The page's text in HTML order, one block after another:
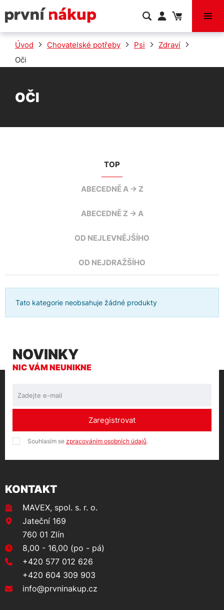
VÝPRODEJ
Úvod Chovatelské potřeby Psi
Zdraví
Oči
OČI
TOP
ABECEDNĚ A -> Z
ABECEDNĚ Z -> A
OD NEJLEVNĚJŠÍHO
OD NEJDRAŽŠÍHO
Tato kategorie neobsahuje žádné produkty
NOVINKY
NIC VÁM NEUNIKNE
Zaregistrovat
Souhlasím se zpracováním osobních údajů.
KONTAKT
MAVEX, spol. s. r. o.
Jateční 169
760 01 Zlín
8,00 - 16,00 (po - pá)
+420 577 012 626
+420 604 309 903
info@prvninakup.cz